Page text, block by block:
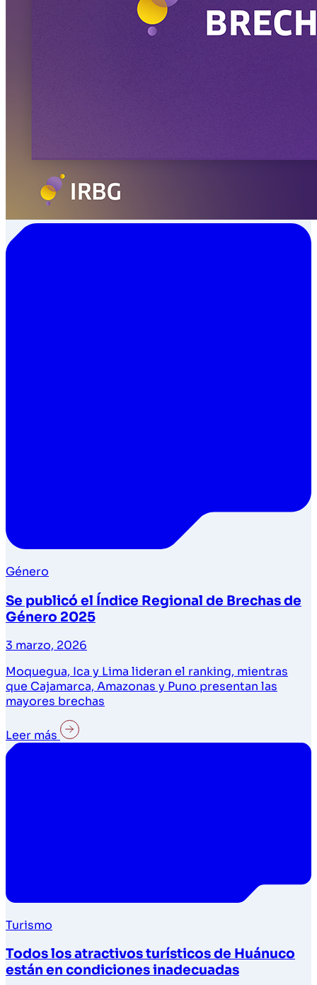
Género
Se publicó el Índice Regional de Brechas de
Género 2025
3 marzo, 2026
Moquegua, Ica y Lima lideran el ranking, mientras
que Cajamarca, Amazonas y Puno presentan las
mayores brechas
Leer más
Turismo
Todos los atractivos turísticos de Huánuco
están en condiciones inadecuadas